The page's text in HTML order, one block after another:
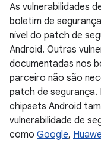
As vulnerabilidades
boletim de
nível do patch de
Android. Outras
documentadas nos
parceiro não são
patch de
chipsets Android
vulnerabilidade de
como Google,